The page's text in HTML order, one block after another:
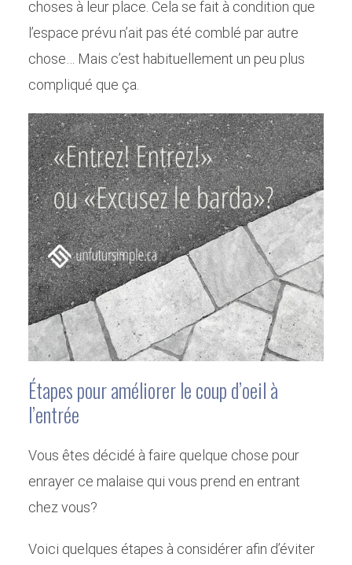
choses à leur place. Cela se fait à condition que
l’espace prévu n’ait pas été comblé par autre
chose… Mais c’est habituellement un peu plus
compliqué que ça.
Étapes pour améliorer le coup d’oeil à
l’entrée
Vous êtes décidé à faire quelque chose pour
enrayer ce malaise qui vous prend en entrant
chez vous?
Voici quelques étapes à considérer afin d’éviter